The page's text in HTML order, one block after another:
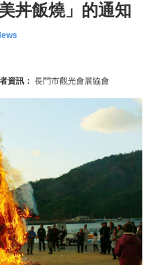
丼飯燒」的通知
資訊： 長門市觀光會展協會